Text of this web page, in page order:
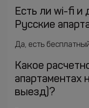
Есть ли wi-fi и
Русские
Да, есть
Какое
апартаментах
выезд)?